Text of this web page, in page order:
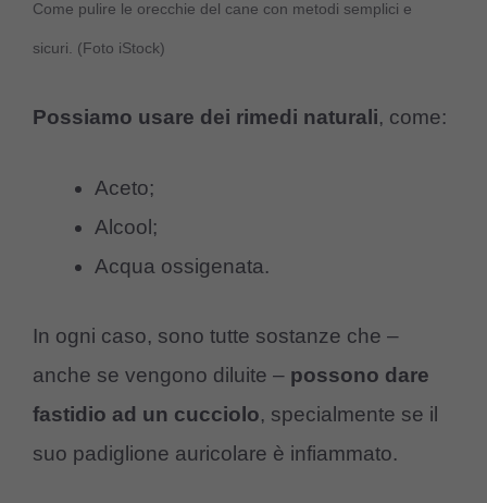
Come pulire le orecchie del cane con metodi semplici e
sicuri. (Foto iStock)
Possiamo usare dei rimedi naturali, come:
Aceto;
Alcool;
Acqua ossigenata.
In ogni caso, sono tutte sostanze che –
anche se vengono diluite – possono dare
fastidio ad un cucciolo, specialmente se il
suo padiglione auricolare è infiammato.